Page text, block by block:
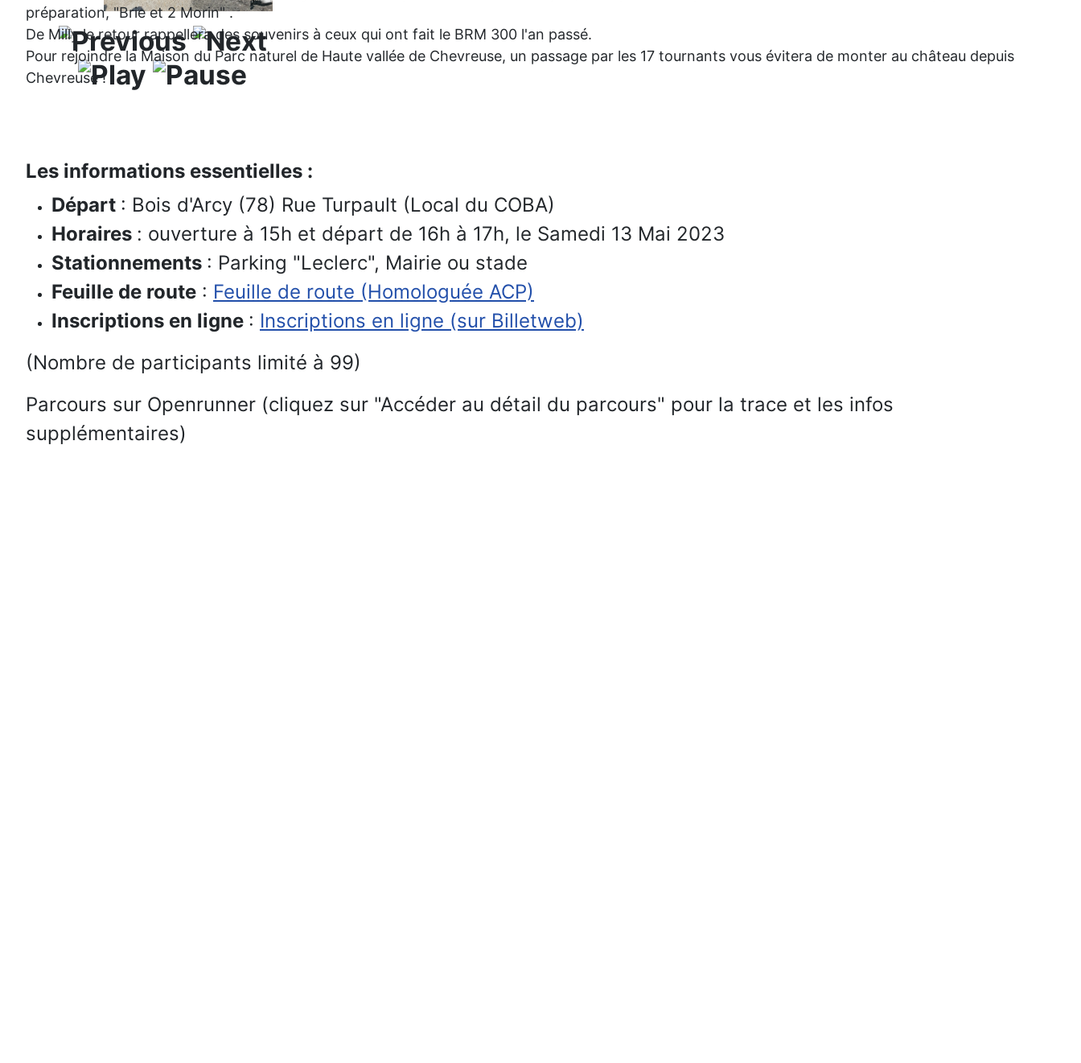
préparation, "Brie et 2 Morin" .
De Milly le retour rappellera des souvenirs à ceux qui ont fait le BRM 300 l'an passé.
Pour rejoindre la Maison du Parc naturel de Haute vallée de Chevreuse, un passage par les 17 tournants vous évitera de monter au château depuis
Chevreuse !
Les informations essentielles :
Départ : Bois d'Arcy (78) Rue Turpault (Local du COBA)
Horaires : ouverture à 15h et départ de 16h à 17h, le Samedi 13 Mai 2023
Stationnements : Parking "Leclerc", Mairie ou stade
Feuille de route : Feuille de route (Homologuée ACP)
Inscriptions en ligne : Inscriptions en ligne (sur Billetweb)
(Nombre de participants limité à 99)
Parcours sur Openrunner (cliquez sur "Accéder au détail du parcours" pour la trace et les infos
supplémentaires)